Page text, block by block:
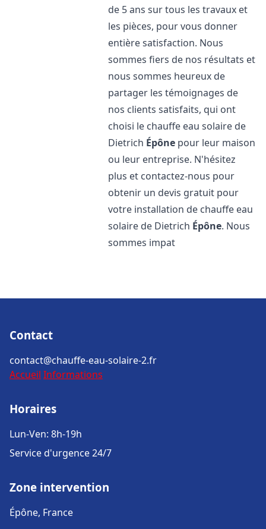
de 5 ans sur tous les travaux et
les pièces, pour vous donner
entière satisfaction. Nous
sommes fiers de nos résultats et
nous sommes heureux de
partager les témoignages de
nos clients satisfaits, qui ont
choisi le chauffe eau solaire de
Dietrich Épône pour leur maison
ou leur entreprise. N'hésitez
plus et contactez-nous pour
obtenir un devis gratuit pour
votre installation de chauffe eau
solaire de Dietrich Épône. Nous
sommes impat
Contact
contact@chauffe-eau-solaire-2.fr
Accueil Informations
Horaires
Lun-Ven: 8h-19h
Service d'urgence 24/7
Zone intervention
Épône, France